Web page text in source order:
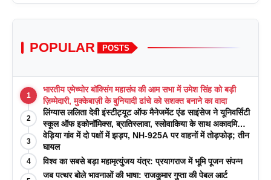
POPULAR POSTS
1
भारतीय एमेच्योर बॉक्सिंग महासंघ की आम सभा में उमेश सिंह को बड़ी
ज़िम्मेदारी, मुक्केबाज़ी के बुनियादी ढांचे को सशक्त बनाने का वादा
2
लिंग्यास ललिता देवी इंस्टीट्यूट ऑफ मैनेजमेंट एंड साइंसेज ने यूनिवर्सिटी
स्कूल ऑफ इकोनॉमिक्स, ब्रातिस्लावा, स्लोवाकिया के साथ अकादमिक
पत्रिकाओं में प्रकाशन रणनीतियों पर एक दिवसीय कार्यशाला का
आयोजन किया
3
वेड़िया गांव में दो पक्षों में झड़प, NH-925A पर वाहनों में तोड़फोड़; तीन
घायल
4 विश्व का सबसे बड़ा महामृत्युंजय यंत्र: प्रयागराज में भूमि पूजन संपन्न
जब पत्थर बोले भावनाओं की भाषा: राजकुमार गुप्ता की पेबल आर्ट